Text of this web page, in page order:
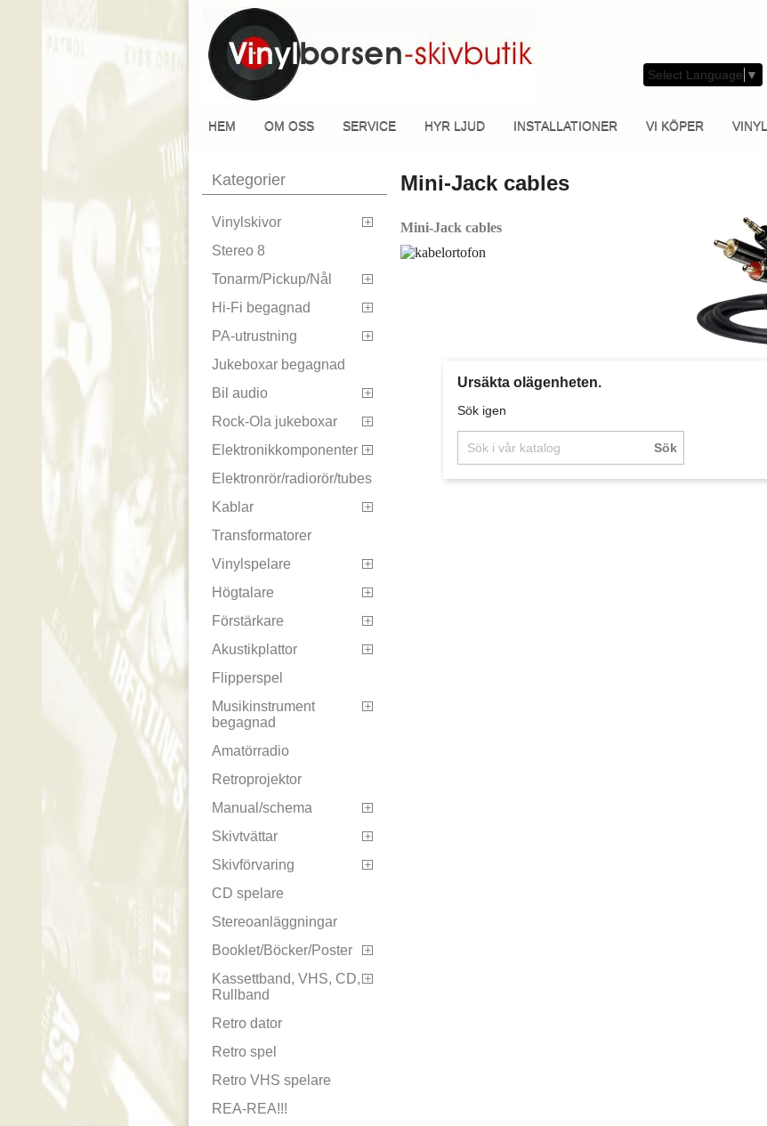
Select Language ▼
HEM OM OSS SERVICE HYR LJUD INSTALLATIONER VI KÖPER
Kategorier
Vinylskivor 
Stereo 8
Tonarm/Pickup/Nål

Hi-Fi begagnad 
PA-utrustning 
Jukeboxar begagnad
Bil audio

Rock-Ola jukeboxar 
Elektronikkomponenter 
Elektronrör/radiorör/tubes
Kablar

Transformatorer
Vinylspelare

Högtalare 
Förstärkare 
Akustikplattor 
Flipperspel
Musikinstrument
begagnad

Amatörradio
Retroprojektor
Manual/schema

Skivtvättar 
Skivförvaring 
CD spelare
Stereoanläggningar
Booklet/Böcker/Poster

Kassettband, VHS, CD,
Rullband

Retro dator
Retro spel
Retro VHS spelare
REA-REA!!!
Mini-Jack cables
Mini-Jack cables
Ursäkta olägenheten.
Sök igen
Sök